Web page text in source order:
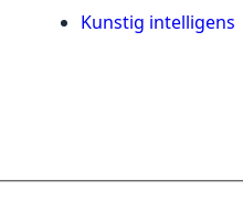
Kunstig intelligens